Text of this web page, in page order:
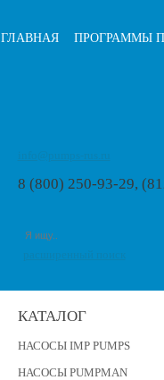
ГЛАВНАЯ ПРОГРАММЫ
8 (800) 250-93-29,
КАТАЛОГ
НАСОСЫ IMP PUMPS
НАСОСЫ PUMPMAN